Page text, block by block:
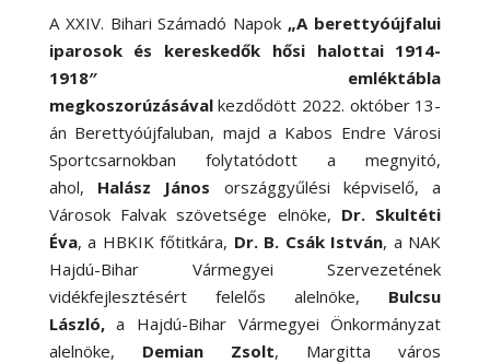
A XXIV. Bihari Számadó Napok „A berettyóújfalui
iparosok és kereskedők hősi halottai 1914-
1918″ emléktábla
megkoszorúzásávalkezdődött 2022. október 13-
án Berettyóújfaluban, majd a Kabos Endre Városi
Sportcsarnokban folytatódott a megnyitó,
ahol, Halász János országgyűlési képviselő, a
Városok Falvak szövetsége elnöke, Dr. Skultéti
Éva, a HBKIK főtitkára, Dr. B. Csák István, a NAK
Hajdú-Bihar Vármegyei Szervezetének
vidékfejlesztésért felelős alelnöke, Bulcsu
László,a Hajdú-Bihar Vármegyei Önkormányzat
alelnöke, Demian Zsolt, Margitta város